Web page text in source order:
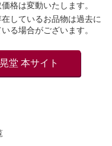
格は変動いたします。
しているお品物は過去に
る場合がございます。
堂 本サイト